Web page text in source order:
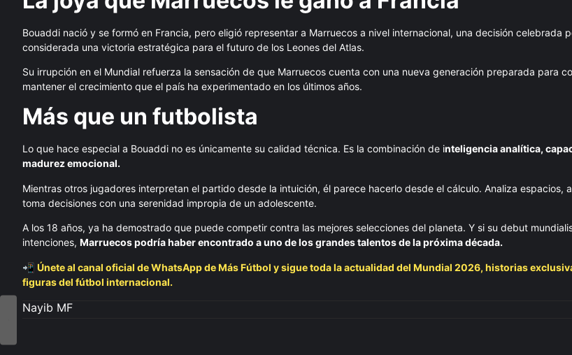
Bouaddi nació y se formó en Francia, pero eligió representar a Marruecos a nivel internacional, una decisión celebrada
considerada una victoria estratégica para el futuro de los Leones del Atlas.
Su irrupción en el Mundial refuerza la sensación de que Marruecos cuenta con una nueva generación preparada para
mantener el crecimiento que el país ha experimentado en los últimos años.
Más que un futbolista
Lo que hace especial a Bouaddi no es únicamente su calidad técnica. Es la combinación de inteligencia analítica,
madurez emocional.
Mientras otros jugadores interpretan el partido desde la intuición, él parece hacerlo desde el cálculo. Analiza espacios,
toma decisiones con una serenidad impropia de un adolescente.
A los 18 años, ya ha demostrado que puede competir contra las mejores selecciones del planeta. Y si su debut
intenciones, Marruecos podría haber encontrado a uno de los grandes talentos de la próxima década.
📲 Únete al canal oficial de WhatsApp de Más Fútbol y sigue toda la actualidad del Mundial 2026, historias
figuras del fútbol internacional.
Nayib MF